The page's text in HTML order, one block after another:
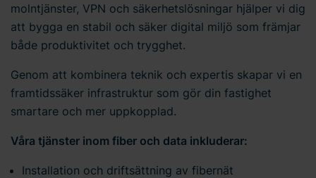
molntjänster, VPN och säkerhetslösningar hjälper vi dig
att bygga en stabil och säker digital miljö som främjar
både produktivitet och trygghet.
Genom att kombinera teknik och expertis skapar vi en
framtidssäker infrastruktur som gör din fastighet
smartare och mer uppkopplad.
Våra tjänster inom fiber och data inkluderar:
Installation och driftsättning av fibernät